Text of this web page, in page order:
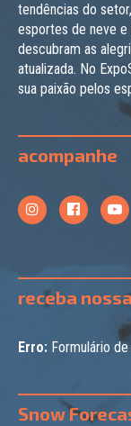
tendências do
esportes de neve
descubram as
atualizada. No
sua paixão pelos
acompanhe
receba
Erro: Formulário
Snow